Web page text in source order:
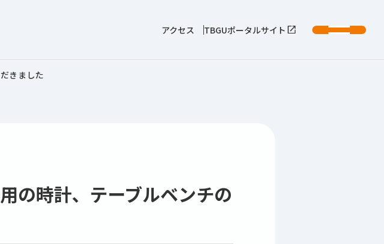
アクセス TBGUポータルサイト
きました
の時計、テーブルベンチの